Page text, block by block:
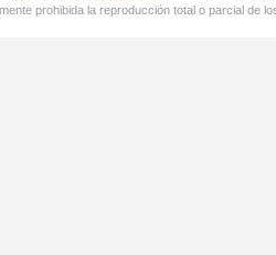
prohibida la reproducción total o parcial de